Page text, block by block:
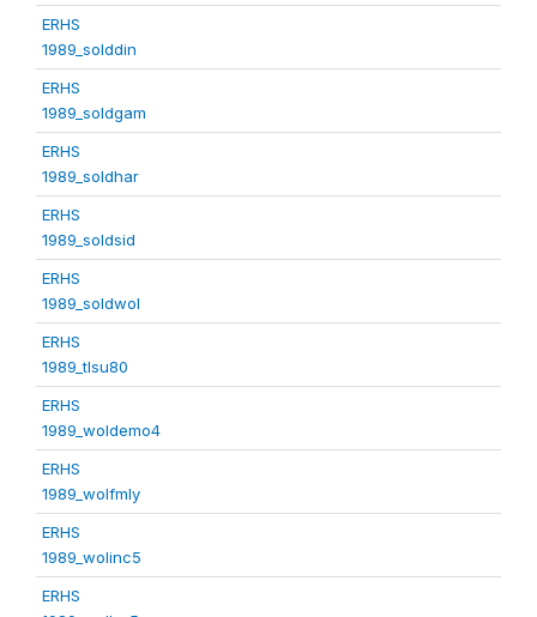
ERHS
1989_solddin
ERHS
1989_soldgam
ERHS
1989_soldhar
ERHS
1989_soldsid
ERHS
1989_soldwol
ERHS
1989_tlsu80
ERHS
1989_woldemo4
ERHS
1989_wolfmly
ERHS
1989_wolinc5
ERHS